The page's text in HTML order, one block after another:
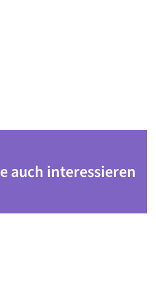
auch interessieren